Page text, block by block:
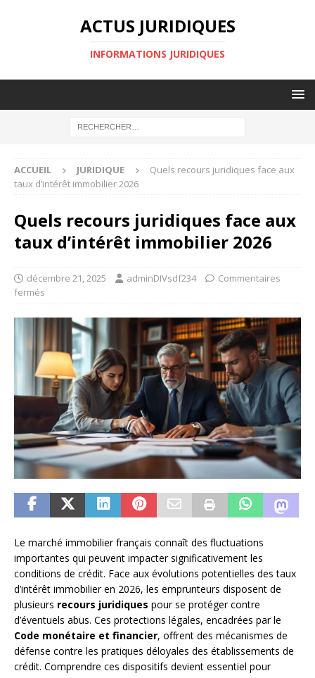
ACTUS JURIDIQUES
INFORMATIONS JURIDIQUES
ACCUEIL JURIDIQUE
Quels recours juridiques face aux
taux d’intérêt immobilier 2026
Quels recours juridiques face aux
taux d’intérêt immobilier 2026
décembre 21, 2025 adminDIVsdf234
Commentaires
fermés
Le marché immobilier français connaît des fluctuations
importantes qui peuvent impacter significativement les
conditions de crédit. Face aux évolutions potentielles des taux
d’intérêt immobilier en 2026, les emprunteurs disposent de
plusieurs recours juridiques pour se protéger contre
d’éventuels abus. Ces protections légales, encadrées par le
Code monétaire et financier, offrent des mécanismes de
défense contre les pratiques déloyales des établissements de
crédit. Comprendre ces dispositifs devient essentiel pour